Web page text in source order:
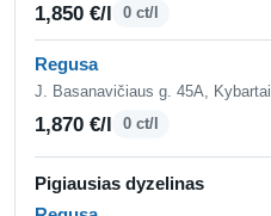
1,850 €/l 0 ct/l
Regusa
J. Basanavičiaus g. 45A, Kybartai
1,870 €/l 0 ct/l
Pigiausias dyzelinas